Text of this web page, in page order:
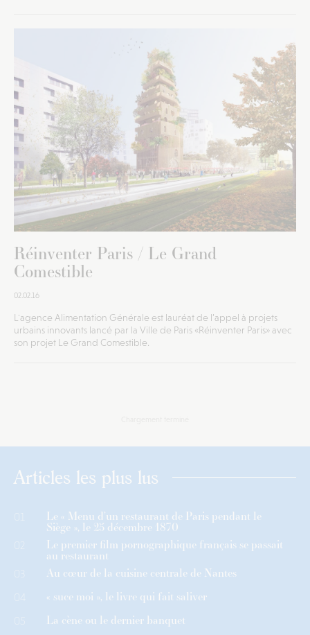
Réinventer Paris / Le Grand
Comestible
02.02.16
L'agence Alimentation Générale est lauréat de l’appel à projets
urbains innovants lancé par la Ville de Paris «Réinventer Paris» avec
son projet Le Grand Comestible.
Articles les plus lus
Le « Menu d’un restaurant de Paris pendant le
Siège », le 25 décembre 1870
Le premier film pornographique français se passait
au restaurant
Au cœur de la cuisine centrale de Nantes
« suce moi », le livre qui fait saliver
La cène ou le dernier banquet